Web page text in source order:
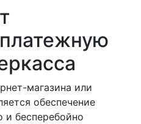
магазина или
обеспечение
и бесперебойно